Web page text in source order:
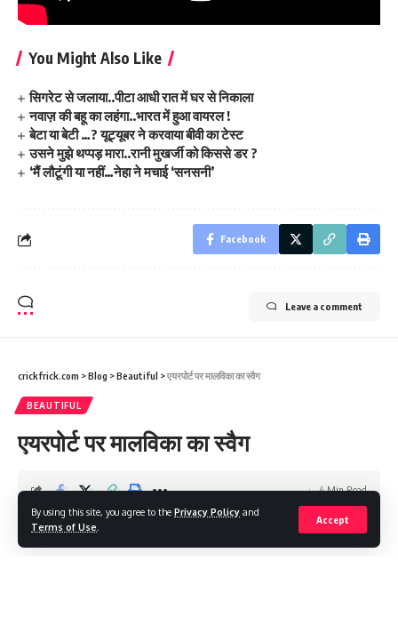
By using this site, you agree to the Privacy Policy and
Terms of Use
Accept
You Might Also Like
सिगरेट से जलाया..पीटा आधी रात में घर से निकाला
नवाज़ की बहू का लहंगा..भारत में हुआ वायरल !
बेटा या बेटी …? यूट्यूबर ने करवाया बीवी का टेस्ट
उसने मुझे थप्पड़ मारा..रानी मुखर्जी को किससे डर ?
‘मैं लौटूंगी या नहीं…नेहा ने मचाई ‘सनसनी’
Facebook
Leave a comment
crickfrick.com >Blog >Beautiful >एयरपोर्ट पर मालविका का स्वैग
BEAUTIFUL
एयरपोर्ट पर मालविका का स्वैग
combinednewsmedia@gmail.com
4 Min Read